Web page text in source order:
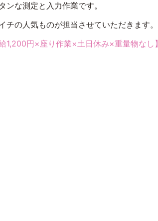
ンな測定と入力作業です。
チの人気ものが担当させていただきます。
給1,200円×座り作業×土日休み×重量物なし】